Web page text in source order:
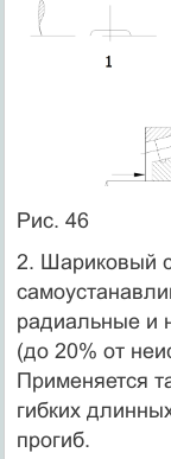
Рис. 46
2. Шариковый
радиальные и
(до 20% от
Применяется
гибких
прогиб.